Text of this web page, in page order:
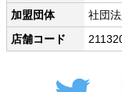
加盟団体
社団
店舗コード